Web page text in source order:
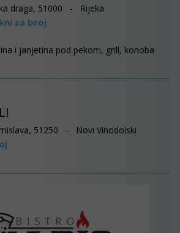
draga, 51000 - Rijeka
za broj
i janjetina pod pekom, grill, konoba
51250 - Novi Vinodolski